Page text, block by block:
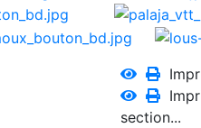
section...